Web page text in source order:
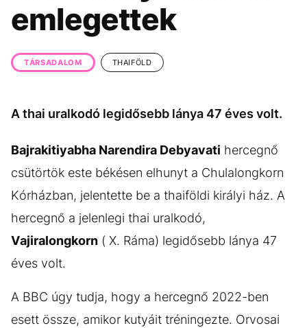
ÉLETMÓD DESIGN
BESZÉLGETÉSEK ARCOK
GASZTRO
emlegettek
TÁRSADALOM THAIFÖLD
A thai uralkodó legidősebb lánya 47 éves volt.
Bajrakitiyabha Narendira Debyavati hercegnő
csütörtök este békésen elhunyt a Chulalongkorn
Kórházban, jelentette be a thaiföldi királyi ház. A
hercegnő a jelenlegi thai uralkodó,
Vajiralongkorn ( X. Ráma) legidősebb lánya 47
éves volt.
A BBC úgy tudja, hogy a hercegnő 2022-ben
esett össze, amikor kutyáit tréningezte. Orvosai